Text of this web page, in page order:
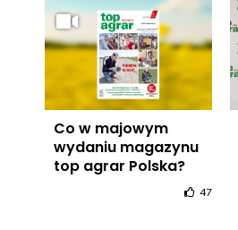
Co w majowym
wydaniu magazynu
top agrar Polska?
47